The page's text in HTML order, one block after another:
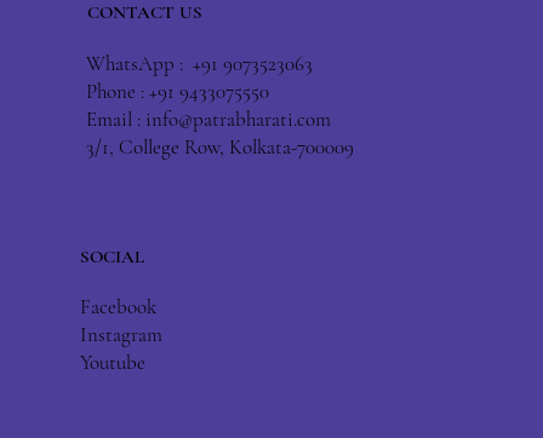
CONTACT US
WhatsApp : +91 9073523063
Phone : +91 9433075550
Email : info@patrabharati.com
3/1, College Row, Kolkata-700009
SOCIAL
Facebook
Instagram
Youtube